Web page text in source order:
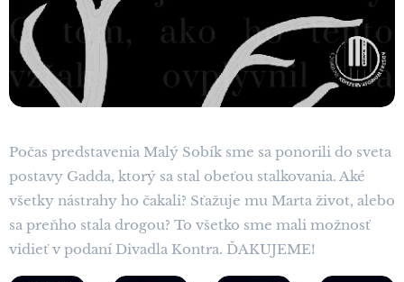
Počas predstavenia Malý Sobík sme sa ponorili do sveta
postavy Gadda, ktorý sa stal obeťou stalkovania. Aké
všetky nástrahy ho čakali? Sťažuje mu Marta život, alebo
sa preňho stala drogou? To všetko sme mali možnosť
vidieť v podaní Divadla Kontra. ĎAKUJEME!